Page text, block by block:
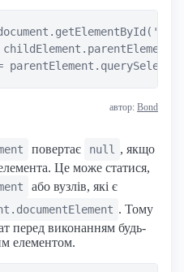
автор: Bond
повертає null
, якщо
Це може статися,
або вузлів, які є
. Тому
перед виконанням будь-
елементом.